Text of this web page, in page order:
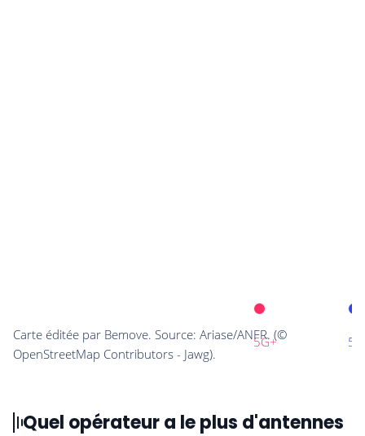
Quel opérateur a le plus d'antennes